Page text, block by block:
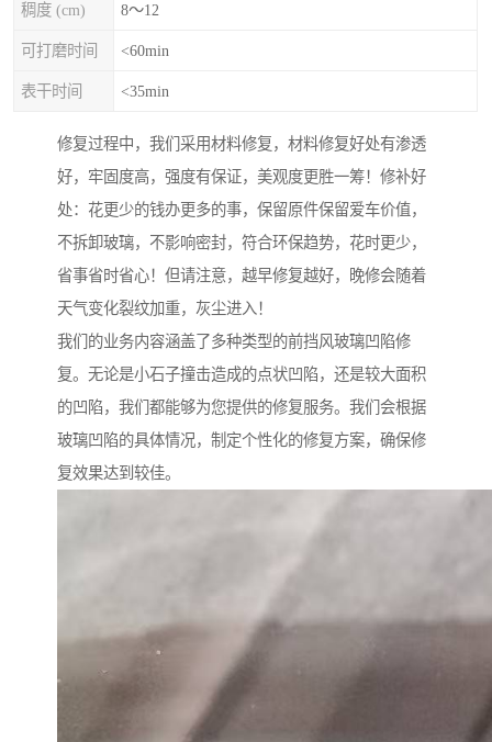
稠度 (cm) 8～12
可打磨时间 <60min
表干时间 <35min
修复过程中，我们采用材料修复，材料修复好处有渗透
好，牢固度高，强度有保证，美观度更胜一筹！修补好
处：花更少的钱办更多的事，保留原件保留爱车价值，
不拆卸玻璃，不影响密封，符合环保趋势，花时更少，
省事省时省心！但请注意，越早修复越好，晚修会随着
天气变化裂纹加重，灰尘进入！
我们的业务内容涵盖了多种类型的前挡风玻璃凹陷修
复。无论是小石子撞击造成的点状凹陷，还是较大面积
的凹陷，我们都能够为您提供的修复服务。我们会根据
玻璃凹陷的具体情况，制定个性化的修复方案，确保修
复效果达到较佳。